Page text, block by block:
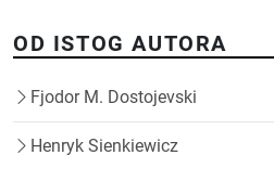
OD ISTOG AUTORA
Fjodor M. Dostojevski
Henryk Sienkiewicz